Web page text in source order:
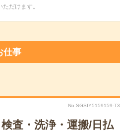
だけます。
仕事
No.SGSIY5159159-T3
査・洗浄・運搬/日払